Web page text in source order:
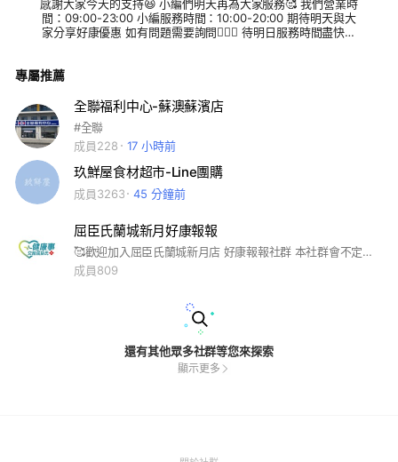
感謝大家今天的支持😆 小編們明天再為大家服務🥰 我們營業時
間：09:00-23:00 小編服務時間：10:00-20:00 期待明天與大
家分享好康優惠 如有問題需要詢問💁🏼‍♀️ 待明日服務時間盡快回
專屬推薦
全聯福利中心-蘇澳蘇濱店
#全聯
成員228
17 小時前
玖鮮屋食材超市-Line團購
成員3263 45 分鐘前
屈臣氏蘭城新月好康報報
🥰歡迎加入屈臣氏蘭城新月店 好康報報社群 本社群會不定時PO出屈臣氏好康優惠訊息，以利您隨時掌握門市最新活動與促銷資訊! 這是一個公開的社群，要麻煩大家遵守注意事項(版規)如下: 1. 加入後，可點選「設定」→「關閉提醒」 為避免影響大家休息，社群發送及回覆訊息時間為早上11點-晚上21點，若於時段外有任何問題，可先於社群留言，小編們看到後會盡快於服務時間內依序回覆。 2.為保障您的資訊安全，請勿於社群中透露任何個人資訊，例如: 個人LINE ID、姓名、電話、電子信箱、地址、會員卡號、信用卡號等，門市人員亦不會要求您提供上述訊息或任何個人資料。 3.本社群不會主動或私下通知您進行付款、確認款項等相關交易作業，也不會請您至ATM轉帳或進行任何操作，所有交易活動均需至屈臣氏實體門市完成。 4.本社群為分享屈臣氏優惠活動專用，相關貼文或照片以門市相關活動或詢問商品為主，請大家務必遵守LINE社群使用條款，也請留意不要於社群內討論政治、宗教、種族、性別取向等議題，並謝絕任何廣告。為維護其他人權益，屈臣氏有絕對權利保留備份或刪除包括但不限於含有上述所列內容之留言，並由社群管理員將違反LINE社群使用條款及上述注意事項之使用者退出社群，謝謝大家配合! 有任何商品或活動優惠訊息 歡迎提問喔! 因小編主要工作為門市服務，可能無法於第一時間回覆訊息，還請大家多多包涵! 門市電話: 03-9315867 門市營業時間: ㄧ～四.日:11:00～21:30 五.六:11:00～22:00 門市地址: （宜蘭新月廣場） 宜蘭縣宜蘭市民權路二段38巷6號 🤗屈臣氏蘭城新月店歡迎您的加入哦！
成員809
還有其他眾多社群等您來探索
顯示更多